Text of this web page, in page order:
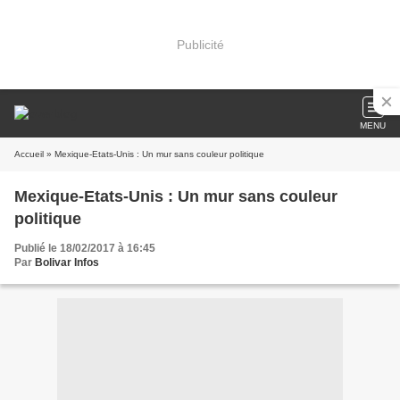
Publicité
MENU
Accueil » Mexique-Etats-Unis : Un mur sans couleur politique
Mexique-Etats-Unis : Un mur sans couleur
politique
Publié le 18/02/2017 à 16:45
Par Bolivar Infos